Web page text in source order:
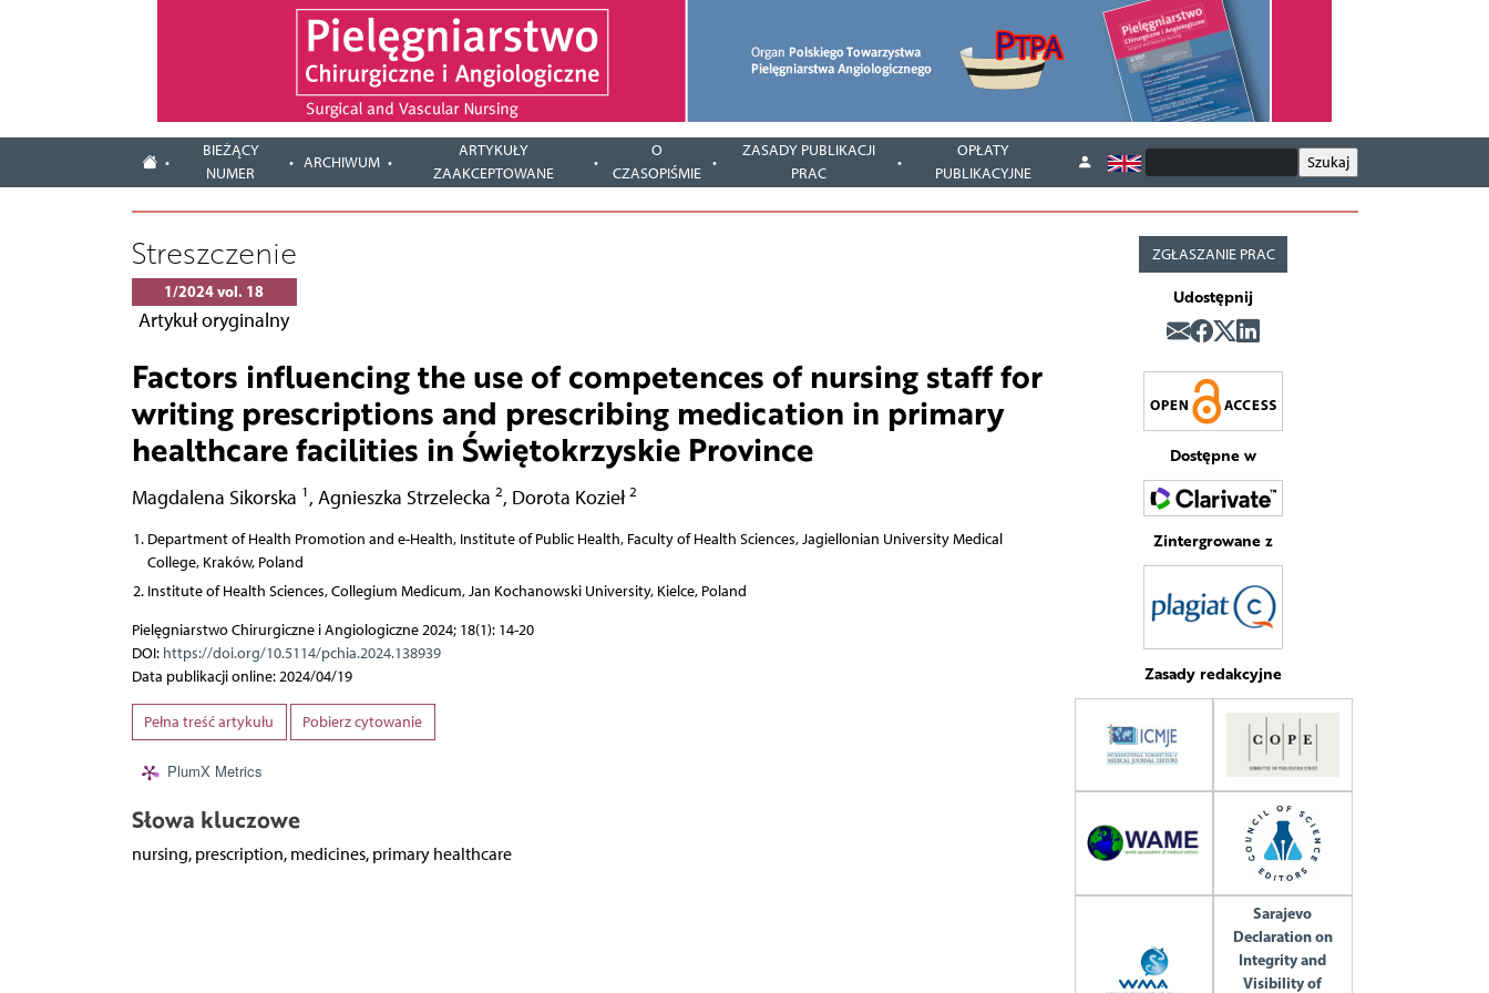
BIEŻĄCY
NUMER
ARCHIWUM
ARTYKUŁY
ZAAKCEPTOWANE
O
CZASOPIŚMIE
ZASADY PUBLIKACJI
PRAC
OPŁATY
PUBLIKACYJNE
Streszczenie
1/2024 vol. 18
Artykuł oryginalny
Factors influencing the use of competences of nursing staff for
writing prescriptions and prescribing medication in primary
healthcare facilities in Świętokrzyskie Province
Magdalena Sikorska 1 , Agnieszka Strzelecka 2, Dorota Kozieł 2
Department of Health Promotion and e-Health, Institute of Public Health, Faculty of Health Sciences, Jagiellonian University Medical
College, Kraków, Poland
Institute of Health Sciences, Collegium Medicum, Jan Kochanowski University, Kielce, Poland
Pielęgniarstwo Chirurgiczne i Angiologiczne 2024; 18(1): 14-20
DOI: https://doi.org/10.5114/pchia.2024.138939
Data publikacji online: 2024/04/19
Pełna treść artykułu Pobierz cytowanie
PlumX Metrics
Słowa kluczowe
nursing, prescription, medicines, primary healthcare
ZGŁASZANIE PRAC
Udostępnij
Dostępne w
Zintergrowane z
Zasady redakcyjne
Sarajevo
Declaration on
Integrity and
Visibility of